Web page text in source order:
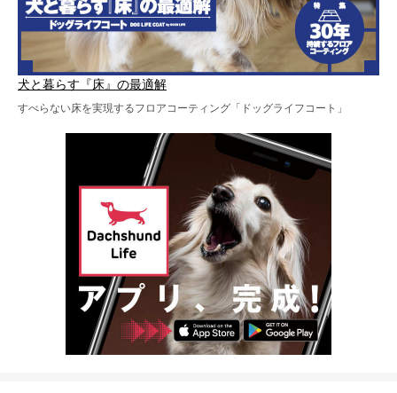
犬と暮らす『床』の最適解
すべらない床を実現するフロアコーティング「ドッグライフコート」